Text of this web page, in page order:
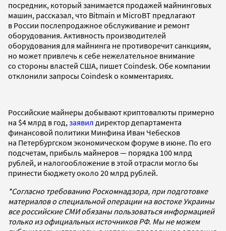
посредник, который занимается продажей майнинговых
машин, рассказал, что Bitmain и MicroBT предлагают
в России послепродажное обслуживание и ремонт
оборудования. Активность производителей
оборудования для майнинга не противоречит санкциям,
но может привлечь к себе нежелательное внимание
со стороны властей США, пишет Coindesk. Обе компании
отклонили запросы Coindesk о комментариях.
Российские майнеры добывают криптовалюты примерно
на $4 млрд в год, заявил директор департамента
финансовой политики Минфина Иван Чебесков
на Петербургском экономическом форуме в июне. По его
подсчетам, прибыль майнеров — порядка 100 млрд
рублей, и налогообложение в этой отрасли могло бы
принести бюджету около 20 млрд рублей.
*Согласно требованию Роскомнадзора, при подготовке
материалов о специальной операции на востоке Украины
все российские СМИ обязаны пользоваться информацией
только из официальных источников РФ. Мы не можем